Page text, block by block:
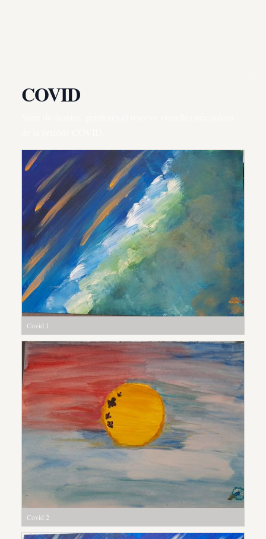
COVID
Covid 1
Covid 2